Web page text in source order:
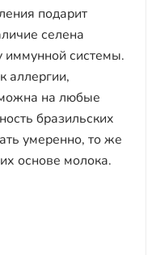
подарит
селена
иммунной системы.
аллергии,
на любые
бразильских
умеренно, то же
основе молока.